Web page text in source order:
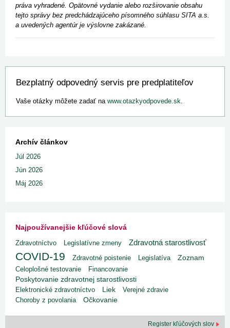
práva vyhradené. Opätovné vydanie alebo rozširovanie obsahu
tejto správy bez predchádzajúceho písomného súhlasu SITA a.s.
a uvedených agentúr je výslovne zakázané.
Bezplatný odpovedný servis pre predplatiteľov
Vaše otázky môžete zadať na www.otazkyodpovede.sk.
Archív článkov
Júl 2026
Jún 2026
Máj 2026
Najpoužívanejšie kľúčové slová
Zdravotníctvo Legislatívne zmeny Zdravotná starostlivosť
COVID-19 Zdravotné poistenie Legislatíva
Zoznam
Celoplošné testovanie
Financovanie
Poskytovanie zdravotnej starostlivosti
Elektronické zdravotníctvo Liek
Verejné zdravie
Choroby z povolania
Očkovanie
Register kľúčových slov